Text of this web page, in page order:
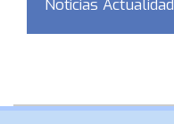
Noticias Actualidad